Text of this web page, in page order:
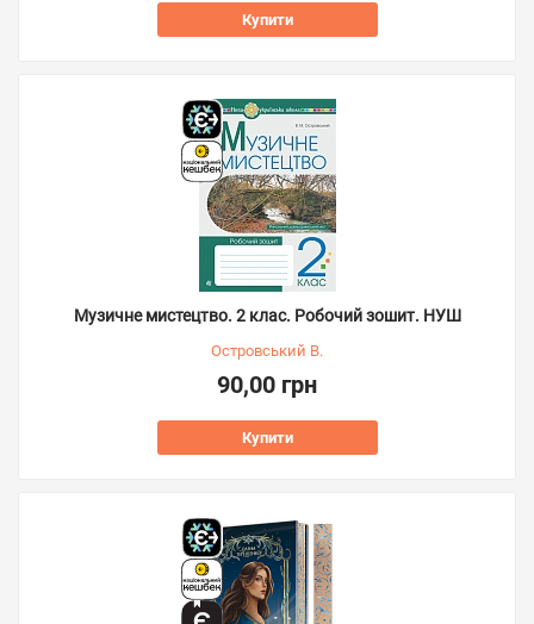
Купити
Музичне мистецтво. 2 клас. Робочий зошит. НУШ
Островський В.
90,00 грн
Купити